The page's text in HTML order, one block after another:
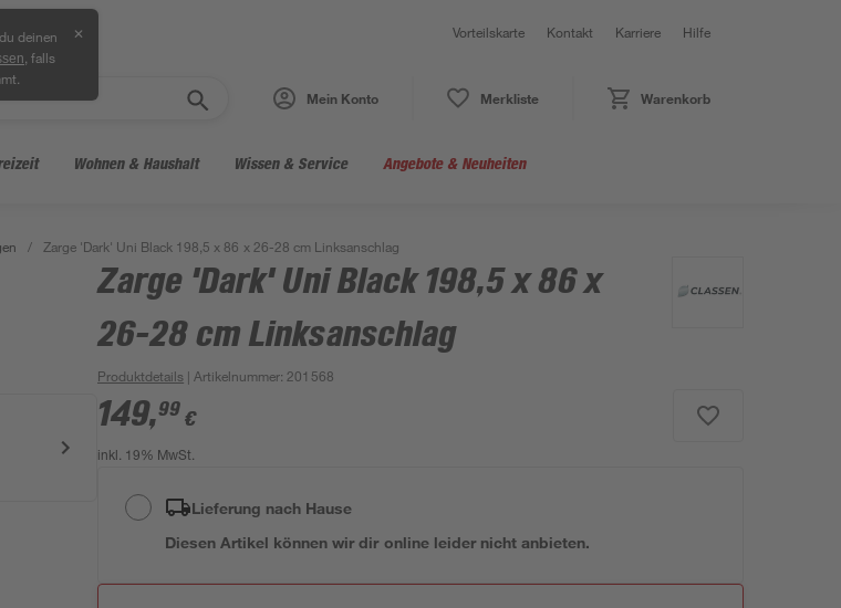
deinen
, falls
✕ Vorteilskarte Kontakt Karriere Hilfe
Mein Konto Merkliste Warenkorb
Wohnen & Haushalt Wissen & Service Angebote & Neuheiten
/ Zarge 'Dark' Uni Black 198,5 x 86 x 26-28 cm Linksanschlag
Zarge 'Dark' Uni Black 198,5 x 86 x
26-28 cm Linksanschlag
Produktdetails | Artikelnummer: 201568
149,99 €
inkl. 19% MwSt.
Lieferung nach Hause
Diesen Artikel können wir dir online leider nicht anbieten.